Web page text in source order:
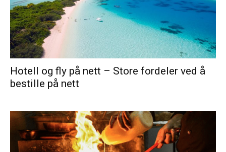
Hotell og fly på nett – Store fordeler ved å
bestille på nett